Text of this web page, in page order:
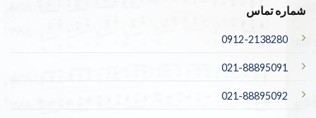
شماره تماس
0912-2138280
021-88895091
021-88895092